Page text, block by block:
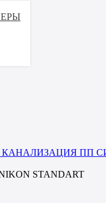
КАНАЛИЗАЦИЯ ПП
STANDART